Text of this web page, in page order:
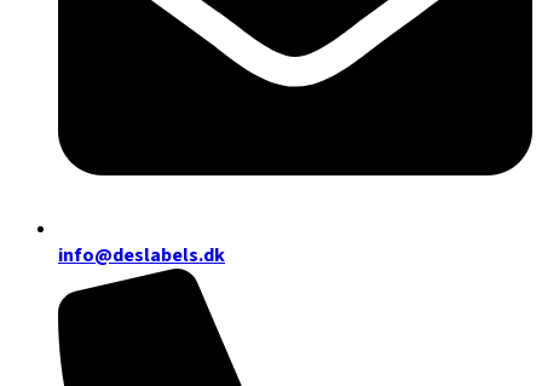
info@deslabels.dk